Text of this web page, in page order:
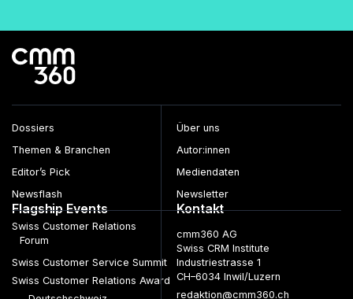
Dossiers
Themen & Branchen
Editor’s Pick
Newsflash
Über uns
Autor:innen
Mediendaten
Newsletter
Flagship Events
Swiss Customer Relations
Forum
Swiss Customer Service Summit
Swiss Customer Relations Award
Kontakt
cmm360 AG
Swiss CRM Institute
Industriestrasse 1
CH–6034 Inwil/Luzern
redaktion@cmm360.ch